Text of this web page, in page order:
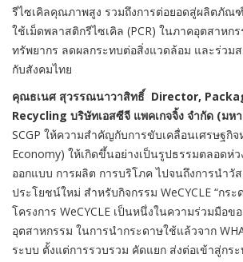
รีไซเคิลคุณภาพสูง รวมถึงการต่อยอดสู่ผลิตภัณ
ใช้เม็ดพลาสติกรีไซเคิล (PCR) ในภาคอุตสาหก
ทรัพยากร ลดผลกระทบต่อสิ่งแวดล้อม และร่วม
กับสังคมไทย
คุณธเนศ สุวรรณนาวาสิทธิ์ Director,
Recycling บริษัทเอสซีจี แพคเกจจิ้ง จำกัด (มห
SCGP ให้ความสำคัญกับการขับเคลื่อนเศรษฐกิจ
Economy) ให้เกิดขึ้นอย่างเป็นรูปธรรมตลอดห่
ออกแบบ การผลิต การบริโภค ไปจนถึงการนำวั
ประโยชน์ใหม่ สำหรับกิจกรรม WeCYCLE “กระ
โครงการ WeCYCLE เป็นหนึ่งในความร่วมมือข
อุตสาหกรรม ในการนำกระดาษใช้แล้วจาก
ระบบ ตั้งแต่การรวบรวม คัดแยก ส่งต่อเข้าสู่กร